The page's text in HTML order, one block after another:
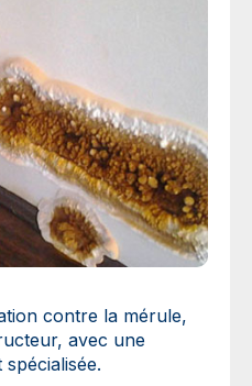
contre la mérule,
avec une